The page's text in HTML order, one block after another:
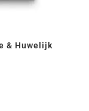
& Huwelijk